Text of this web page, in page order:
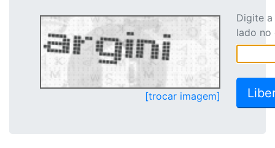
[trocar imagem]
Digite
lado no